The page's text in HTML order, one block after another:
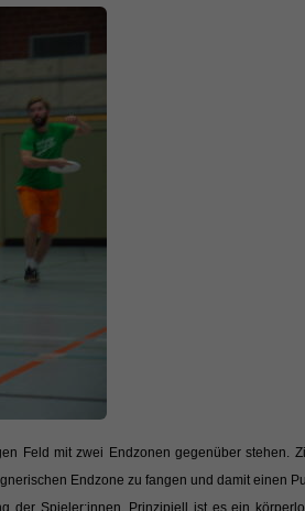
Feld mit zwei Endzonen gegenüber stehen.
Endzone zu fangen und damit einen
der Spieler:innen. Prinzipiell ist es ein